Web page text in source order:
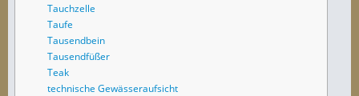
Tauchzelle
Taufe
Tausendbein
Tausendfüßer
Teak
technische Gewässeraufsicht